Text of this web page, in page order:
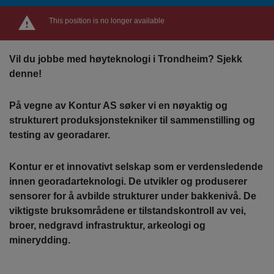
This position is no longer available
Vil du jobbe med høyteknologi i Trondheim? Sjekk
denne!
På vegne av Kontur AS søker vi en nøyaktig og
strukturert produksjonstekniker til sammenstilling og
testing av georadarer.
Kontur er et innovativt selskap som er verdensledende
innen georadarteknologi. De utvikler og produserer
sensorer for å avbilde strukturer under bakkenivå. De
viktigste bruksområdene er tilstandskontroll av vei,
broer, nedgravd infrastruktur, arkeologi og
minerydding.